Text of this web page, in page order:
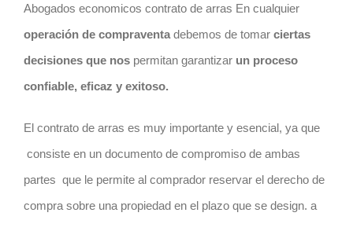
Abogados economicos contrato de arras En cualquier
operación de compraventadebemos de tomar ciertas
decisiones que nospermitan garantizar un proceso
confiable, eficaz y exitoso.
El contrato de arras es muy importante y esencial, ya que
consiste en un documento de compromiso de ambas
partes que le permite al comprador reservar el derecho de
compra sobre una propiedad en el plazo que se design. a